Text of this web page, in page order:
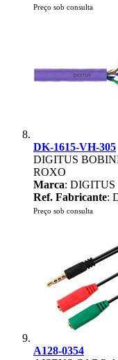
Preço sob consulta
DK-1615-VH-305
DIGITUS
ROXO
Marca: DIGITUS
Ref. Fabricante:
Preço sob consulta
A128-0354